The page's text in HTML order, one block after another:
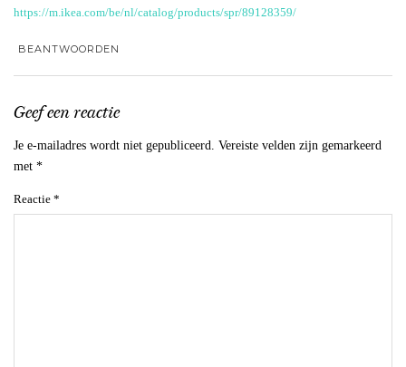
https://m.ikea.com/be/nl/catalog/products/spr/89128359/
BEANTWOORDEN
Geef een reactie
Je e-mailadres wordt niet gepubliceerd.
Vereiste velden zijn gemarkeerd
met *
Reactie *